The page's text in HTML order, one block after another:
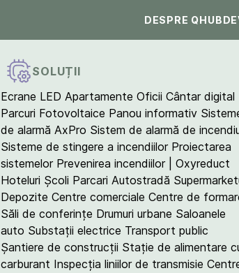
DESPRE QHUB
SOLUȚII
Ecrane LED Apartamente Oficii Cântar digital
Parcuri Fotovoltaice Panou informativ
de alarmă AxPro Sistem de alarmă de
Sisteme de stingere a incendiilor Proiectarea
sistemelor Prevenirea incendiilor | Oxyreduct
Hoteluri Școli Parcari Autostradă
Depozite Centre comerciale Centre de
Săli de conferințe Drumuri urbane Saloanele
auto Substații electrice Transport public
Șantiere de construcții Stație de alimentare
carburant Inspecția liniilor de transmisie